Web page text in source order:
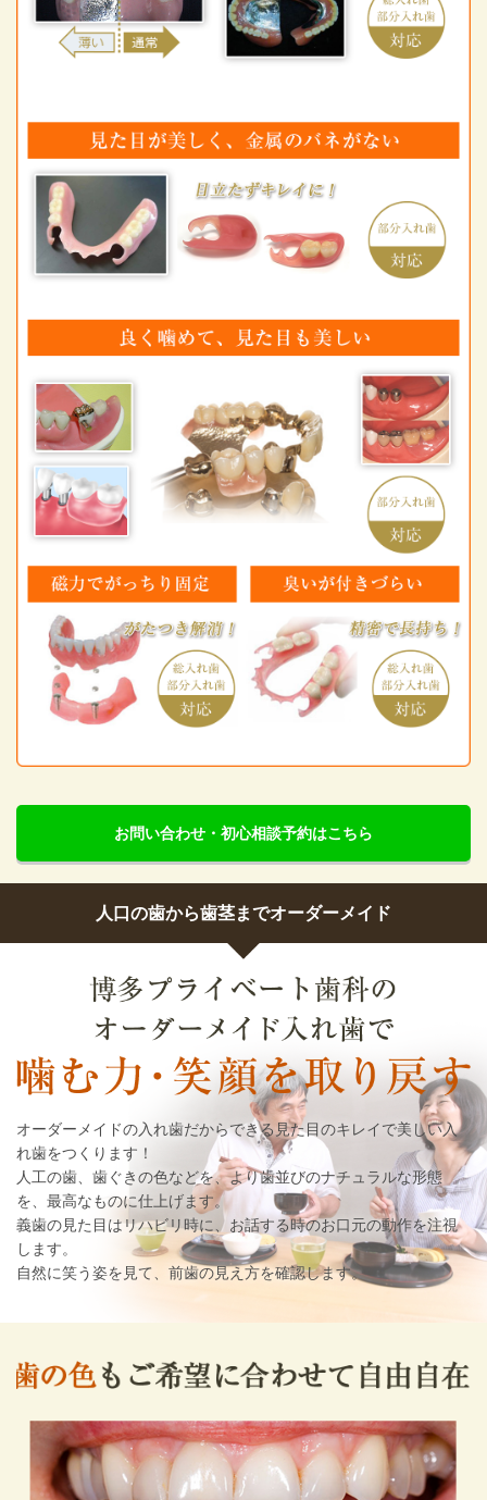
お問い合わせ・初心相談予約はこちら
人口の歯から歯茎までオーダーメイド
オーダーメイドの入れ歯だからできる見た目のキレイで美しい入
れ歯をつくります！
人工の歯、歯ぐきの色などを、より歯並びのナチュラルな形態
を、最高なものに仕上げます。
義歯の見た目はリハビリ時に、お話する時のお口元の動作を注視
します。
自然に笑う姿を見て、前歯の見え方を確認します。